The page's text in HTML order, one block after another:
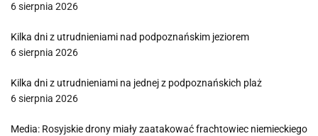
6 sierpnia 2026
Kilka dni z utrudnieniami nad podpoznańskim jeziorem
6 sierpnia 2026
Kilka dni z utrudnieniami na jednej z podpoznańskich plaż
6 sierpnia 2026
Media: Rosyjskie drony miały zaatakować frachtowiec niemieckiego